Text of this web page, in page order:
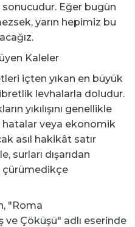
sonucudur. Eğer bugün
yarın hepimiz bu
Kaleler
içten yıkan en büyük
levhalarla doludur.
yıkılışını genellikle
veya ekonomik
asıl hakikât satır
surları dışarıdan
çürümedikçe
"Roma
Çöküşü" adlı eserinde